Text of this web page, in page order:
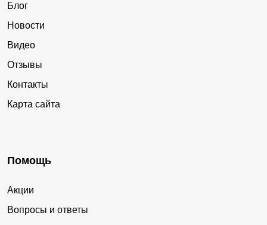
Блог
Новости
Видео
Отзывы
Контакты
Карта сайта
Помощь
Акции
Вопросы и ответы